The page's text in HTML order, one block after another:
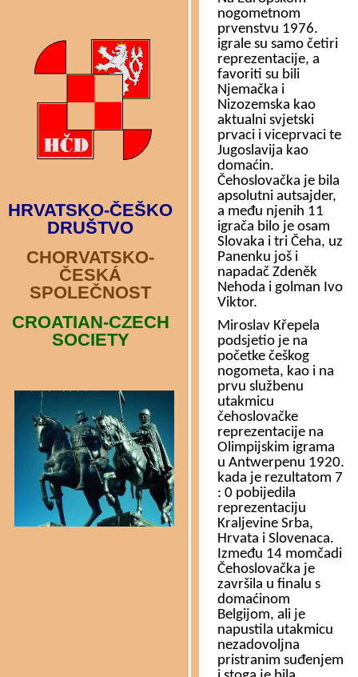
HRVATSKO-ČEŠKO
DRUŠTVO
CHORVATSKO-
ČESKÁ
SPOLEČNOST
CROATIAN-CZECH
SOCIETY